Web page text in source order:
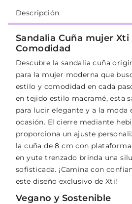
Descripción
Sandalia Cuña mujer
Comodidad
Descubre la sandalia cuña
para la mujer moderna que
estilo y comodidad en cada
en tejido estilo macramé, esta
para lucir elegante y a la moda
ocasión. El cierre mediante
proporciona un ajuste
la cuña de 8 cm con
en yute trenzado brinda una
sofisticada. ¡Camina con
este diseño exclusivo de Xti!
Vegano y Sostenible